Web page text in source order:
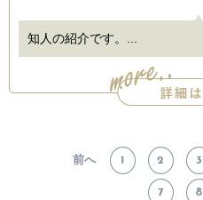
知人の紹介です。...
前へ 1 2 3
7 8